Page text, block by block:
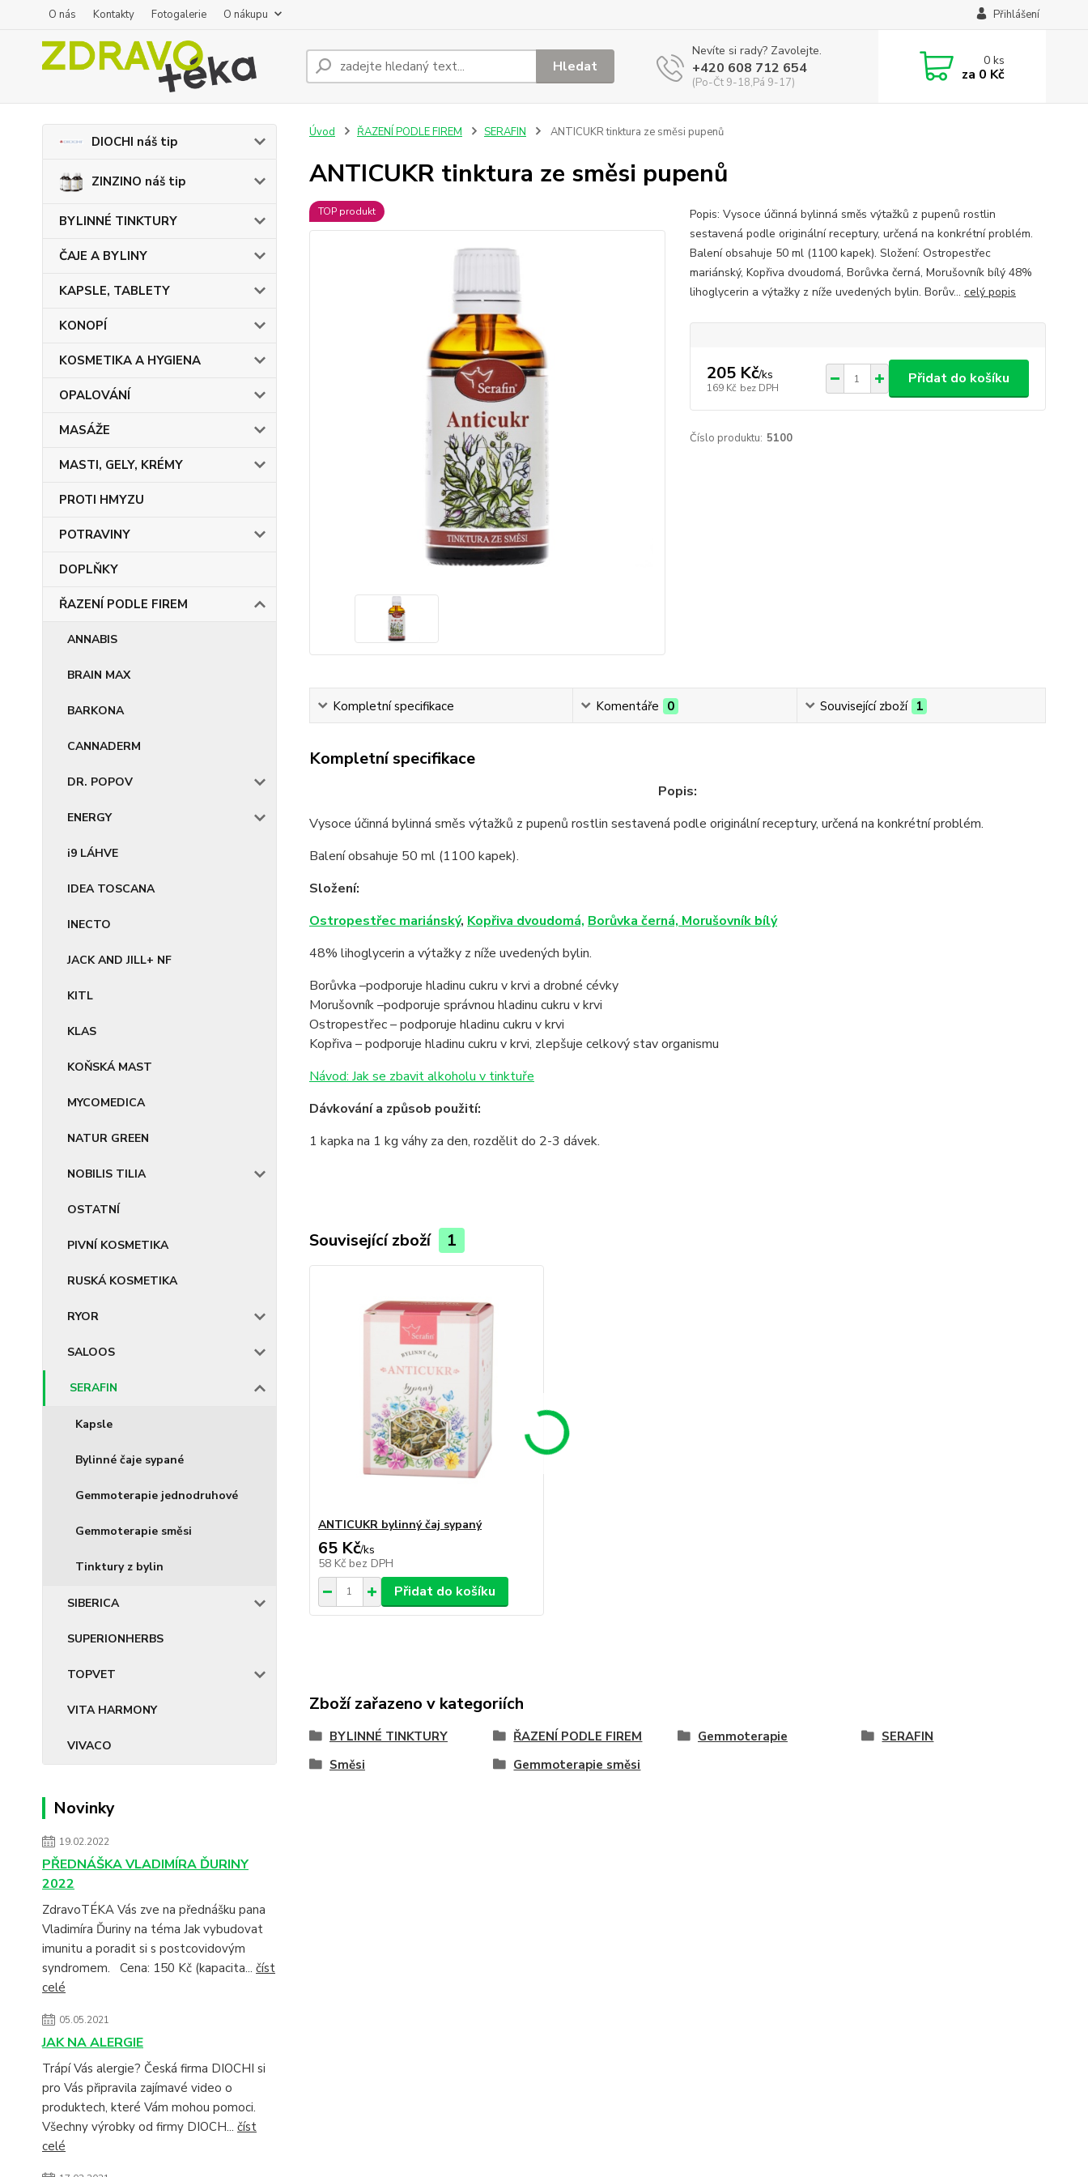
O nás Kontakty Fotogalerie O nákupu Přihlášení
Hledat
Nevíte si rady? Zavolejte.
+420 608 712 654
(Po-Čt 9-18,Pá 9-17)
0ks
za 0 Kč
DIOCHI náš tip
ZINZINO náš tip
BYLINNÉ TINKTURY
ČAJE A BYLINY
KAPSLE, TABLETY
KONOPÍ
KOSMETIKA A HYGIENA
OPALOVÁNÍ
MASÁŽE
MASTI, GELY, KRÉMY
PROTI HMYZU
POTRAVINY
DOPLŇKY
ŘAZENÍ PODLE FIREM
ANNABIS
BRAIN MAX
BARKONA
CANNADERM
DR. POPOV
ENERGY
i9 LÁHVE
IDEA TOSCANA
INECTO
JACK AND JILL+ NF
KITL
KLAS
KOŇSKÁ MAST
MYCOMEDICA
NATUR GREEN
NOBILIS TILIA
OSTATNÍ
PIVNÍ KOSMETIKA
RUSKÁ KOSMETIKA
RYOR
SALOOS
SERAFIN
Kapsle
Bylinné čaje sypané
Gemmoterapie jednodruhové
Gemmoterapie směsi
Tinktury z bylin
SIBERICA
SUPERIONHERBS
TOPVET
VITA HARMONY
VIVACO
Novinky
19.02.2022
PŘEDNÁŠKA VLADIMÍRA ĎURINY
2022
ZdravoTÉKA Vás zve na přednášku pana
Vladimíra Ďuriny na téma Jak vybudovat
imunitu a poradit si s postcovidovým
syndromem. Cena: 150 Kč (kapacita... číst
celé
05.05.2021
JAK NA ALERGIE
Trápí Vás alergie? Česká firma DIOCHI si
pro Vás připravila zajímavé video o
produktech, které Vám mohou pomoci.
Všechny výrobky od firmy DIOCH... číst
celé
Úvod ŘAZENÍ PODLE FIREM SERAFIN ANTICUKR tinktura ze směsi pupenů
ANTICUKR tinktura ze směsi pupenů
TOP produkt
Popis: Vysoce účinná bylinná směs výtažků z pupenů rostlin
sestavená podle originální receptury, určená na konkrétní problém.
Balení obsahuje 50 ml (1100 kapek). Složení: Ostropestřec
mariánský, Kopřiva dvoudomá, Borůvka černá, Morušovník bílý 48%
lihoglycerin a výtažky z níže uvedených bylin. Borův... celý popis
205 Kč/ks
169 Kč bez DPH
Přidat do košíku
Číslo produktu: 5100
Kompletní specifikace Komentáře 0 Související zboží 1
Kompletní specifikace
Popis:
Vysoce účinná bylinná směs výtažků z pupenů rostlin sestavená podle originální receptury, určená na konkrétní problém.
Balení obsahuje 50 ml (1100 kapek).
Složení:
Ostropestřec mariánský, Kopřiva dvoudomá, Borůvka černá, Morušovník bílý
48% lihoglycerin a výtažky z níže uvedených bylin.
Borůvka –podporuje hladinu cukru v krvi a drobné cévky
Morušovník –podporuje správnou hladinu cukru v krvi
Ostropestřec – podporuje hladinu cukru v krvi
Kopřiva – podporuje hladinu cukru v krvi, zlepšuje celkový stav organismu
Návod: Jak se zbavit alkoholu v tinktuře
Dávkování a způsob použití:
1 kapka na 1 kg váhy za den, rozdělit do 2-3 dávek.
Související zboží 1
ANTICUKR bylinný čaj sypaný
65 Kč/ks
58 Kč bez DPH
Přidat do košíku
Zboží zařazeno v kategoriích
BYLINNÉ TINKTURY ŘAZENÍ PODLE FIREM Gemmoterapie
SERAFIN
Směsi
Gemmoterapie směsi